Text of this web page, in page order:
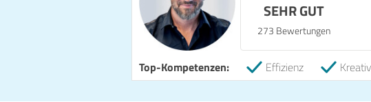
SEHR GUT
273 Bewertungen
Top-Kompetenzen: Effizienz